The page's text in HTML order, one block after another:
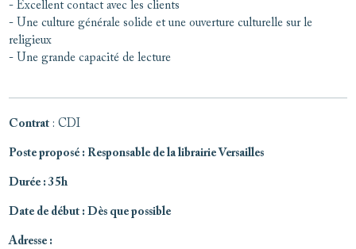
- Excellent contact avec les clients
- Une culture générale solide et une ouverture culturelle sur le
religieux
- Une grande capacité de lecture
Contrat : CDI
Poste proposé : Responsable de la librairie Versailles
Durée : 35h
Date de début : Dès que possible
Adresse :